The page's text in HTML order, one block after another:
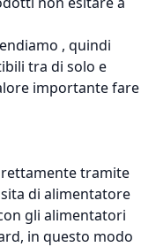
, quindi
tra di solo e
importante fare
tramite
di alimentatore
gli alimentatori
in questo modo